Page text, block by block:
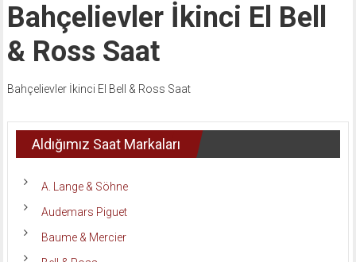
Bahçelievler İkinci El Bell
& Ross Saat
Bahçelievler İkinci El Bell & Ross Saat
Aldığımız Saat Markaları
A. Lange & Söhne
Audemars Piguet
Baume & Mercier